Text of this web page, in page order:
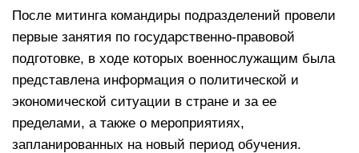
После митинга командиры подразделений провели
первые занятия по государственно-правовой
подготовке, в ходе которых военнослужащим была
представлена информация о политической и
экономической ситуации в стране и за ее
пределами, а также о мероприятиях,
запланированных на новый период обучения.